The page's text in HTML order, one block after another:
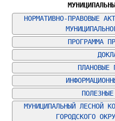
НОРМАТИВНО-ПРАВОВЫЕ
ПРОГРАММА
ПЛАНОВЫЕ
МУНИЦИПАЛЬНЫЙ ЛЕСНОЙ
ГОРОДСКОГО